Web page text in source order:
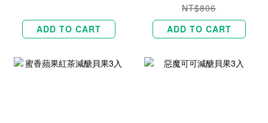
ADD TO CART
NT$806
ADD TO CART